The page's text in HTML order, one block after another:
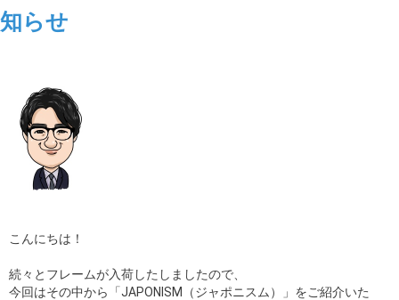
知らせ
こんにちは！
続々とフレームが入荷したしましたので、
今回はその中から「JAPONISM（ジャポニスム）」をご紹介いた